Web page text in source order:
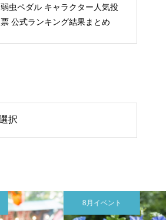
弱虫ペダル キャラクター人気投
票 公式ランキング結果まとめ
8月イベント